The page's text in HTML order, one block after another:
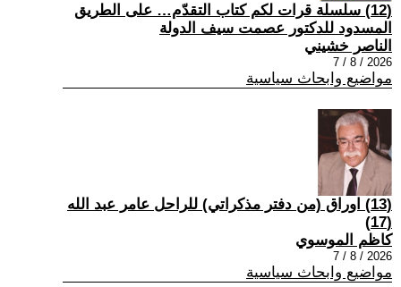
(12) سلسلة قرات لكم كتاب التقدّم… على الطريق
المسدود للدكتور عصمت سيف الدولة
الناصر خشيني
2026 / 8 / 7
مواضيع وابحاث سياسية
(13) اوراق (من دفتر مذكراتي) للراحل عامر عبد الله
(17)
كاظم الموسوي
2026 / 8 / 7
مواضيع وابحاث سياسية